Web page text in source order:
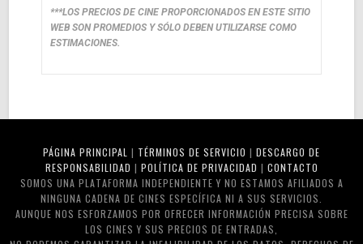
***LOS PRECIOS DE CINE PROPORCIONADOS EN ESTE SITIO
WEB SON PROMEDIOS Y SÓLO DEBEN UTILIZARSE COMO
ESTIMACIONES.
PÁGINA PRINCIPAL | TÉRMINOS DE SERVICIO | DESCARGO DE
RESPONSABILIDAD | POLÍTICA DE PRIVACIDAD | CONTACTO
SOMOS UNA PLATAFORMA INDEPENDIENTE Y NO ESTAMOS AFILIADOS A
NINGUNA CADENA DE CINES ESPECÍFICA NI A SUS SERVICIOS.
AUNQUE NOS ESFORZAMOS POR OFRECER INFORMACIÓN PRECISA SOBRE
LOS CINES Y SUS PRECIOS DE ENTRADAS,